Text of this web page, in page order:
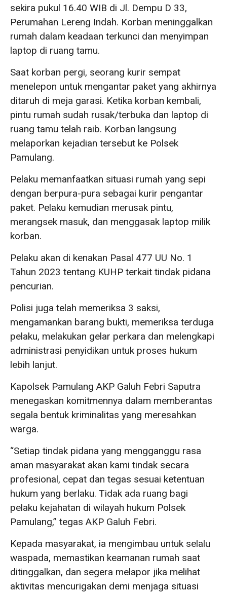
sekira pukul 16.40 WIB di Jl. Dempu D 33,
Perumahan Lereng Indah. Korban meninggalkan
rumah dalam keadaan terkunci dan menyimpan
laptop di ruang tamu.
Saat korban pergi, seorang kurir sempat
menelepon untuk mengantar paket yang akhirnya
ditaruh di meja garasi. Ketika korban kembali,
pintu rumah sudah rusak/terbuka dan laptop di
ruang tamu telah raib. Korban langsung
melaporkan kejadian tersebut ke Polsek
Pamulang.
Pelaku memanfaatkan situasi rumah yang sepi
dengan berpura-pura sebagai kurir pengantar
paket. Pelaku kemudian merusak pintu,
merangsek masuk, dan menggasak laptop milik
korban.
Pelaku akan di kenakan Pasal 477 UU No. 1
Tahun 2023 tentang KUHP terkait tindak pidana
pencurian.
Polisi juga telah memeriksa 3 saksi,
mengamankan barang bukti, memeriksa terduga
pelaku, melakukan gelar perkara dan melengkapi
administrasi penyidikan untuk proses hukum
lebih lanjut.
Kapolsek Pamulang AKP Galuh Febri Saputra
menegaskan komitmennya dalam memberantas
segala bentuk kriminalitas yang meresahkan
warga.
“Setiap tindak pidana yang mengganggu rasa
aman masyarakat akan kami tindak secara
profesional, cepat dan tegas sesuai ketentuan
hukum yang berlaku. Tidak ada ruang bagi
pelaku kejahatan di wilayah hukum Polsek
Pamulang,” tegas AKP Galuh Febri.
Kepada masyarakat, ia mengimbau untuk selalu
waspada, memastikan keamanan rumah saat
ditinggalkan, dan segera melapor jika melihat
aktivitas mencurigakan demi menjaga situasi